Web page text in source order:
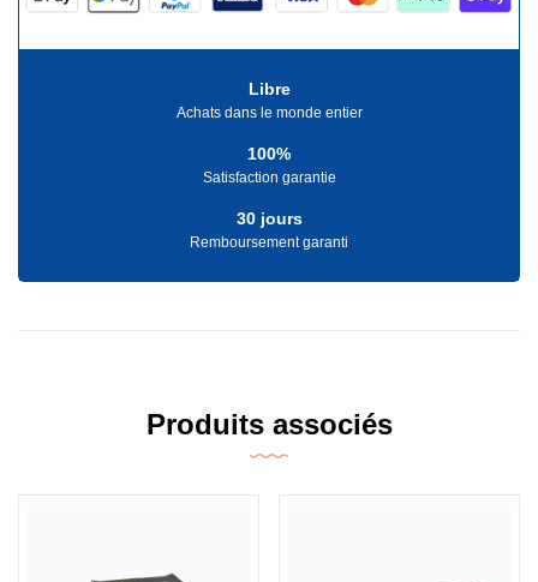
Libre
Achats dans le monde entier
100%
Satisfaction garantie
30 jours
Remboursement garanti
Produits associés